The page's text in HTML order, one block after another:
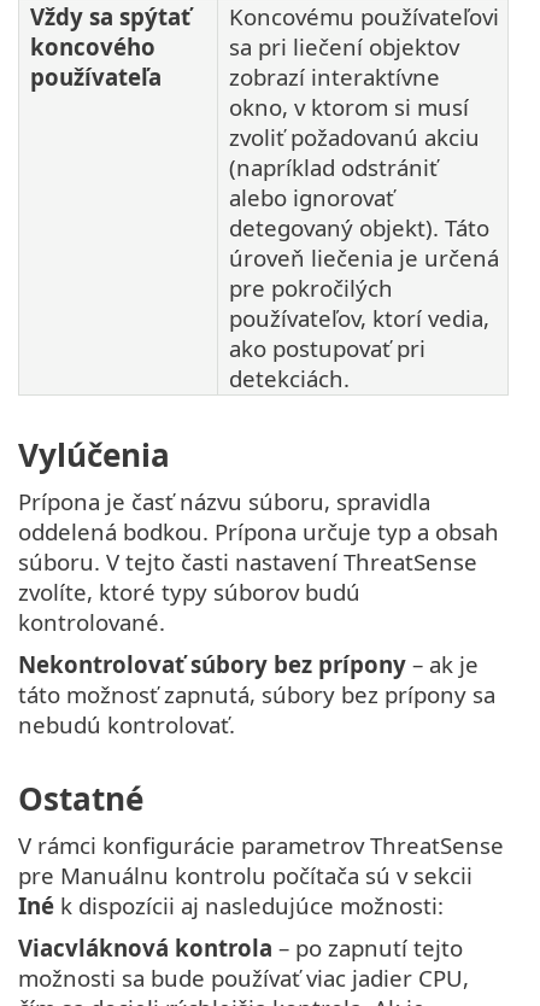
Vždy sa spýtať
koncového
používateľa
Koncovému používateľovi
sa pri liečení objektov
zobrazí interaktívne
okno, v ktorom si musí
zvoliť požadovanú akciu
(napríklad odstrániť
alebo ignorovať
detegovaný objekt). Táto
úroveň liečenia je určená
pre pokročilých
používateľov, ktorí vedia,
ako postupovať pri
detekciách.
Vylúčenia
Prípona je časť názvu súboru, spravidla
oddelená bodkou. Prípona určuje typ a obsah
súboru. V tejto časti nastavení ThreatSense
zvolíte, ktoré typy súborov budú
kontrolované.
Nekontrolovať súbory bez prípony – ak je
táto možnosť zapnutá, súbory bez prípony sa
nebudú kontrolovať.
Ostatné
V rámci konfigurácie parametrov ThreatSense
pre Manuálnu kontrolu počítača sú v sekcii
Iné k dispozícii aj nasledujúce možnosti:
Viacvláknová kontrola – po zapnutí tejto
možnosti sa bude používať viac jadier CPU,